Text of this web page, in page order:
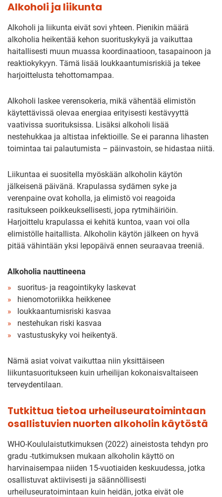
Alkoholi ja liikunta
Alkoholi ja liikunta eivät sovi yhteen. Pienikin määrä
alkoholia heikentää kehon suorituskykyä ja vaikuttaa
haitallisesti muun muassa koordinaatioon, tasapainoon ja
reaktiokykyyn. Tämä lisää loukkaantumisriskiä ja tekee
harjoittelusta tehottomampaa.
Alkoholi laskee verensokeria, mikä vähentää elimistön
käytettävissä olevaa energiaa erityisesti kestävyyttä
vaativissa suorituksissa. Lisäksi alkoholi lisää
nestehukkaa ja altistaa infektioille. Se ei paranna lihasten
toimintaa tai palautumista – päinvastoin, se hidastaa niitä.
Liikuntaa ei suositella myöskään alkoholin käytön
jälkeisenä päivänä. Krapulassa sydämen syke ja
verenpaine ovat koholla, ja elimistö voi reagoida
rasitukseen poikkeuksellisesti, jopa rytmihäiriöin.
Harjoittelu krapulassa ei kehitä kuntoa, vaan voi olla
elimistölle haitallista. Alkoholin käytön jälkeen on hyvä
pitää vähintään yksi lepopäivä ennen seuraavaa treeniä.
Alkoholia nauttineena
suoritus- ja reagointikyky laskevat
hienomotoriikka heikkenee
loukkaantumisriski kasvaa
nestehukan riski kasvaa
vastustuskyky voi heikentyä.
Nämä asiat voivat vaikuttaa niin yksittäiseen
liikuntasuoritukseen kuin urheilijan kokonaisvaltaiseen
terveydentilaan.
Tutkittua tietoa urheiluseuratoimintaan
osallistuvien nuorten alkoholin käytöstä
WHO-Koululaistutkimuksen (2022) aineistosta tehdyn pro
gradu -tutkimuksen mukaan alkoholin käyttö on
harvinaisempaa niiden 15-vuotiaiden keskuudessa, jotka
osallistuvat aktiivisesti ja säännöllisesti
urheiluseuratoimintaan kuin heidän, jotka eivät ole